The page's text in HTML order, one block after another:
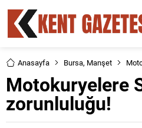
Anasayfa Bursa, Manşet
Motokuryelere
zorunluluğu!